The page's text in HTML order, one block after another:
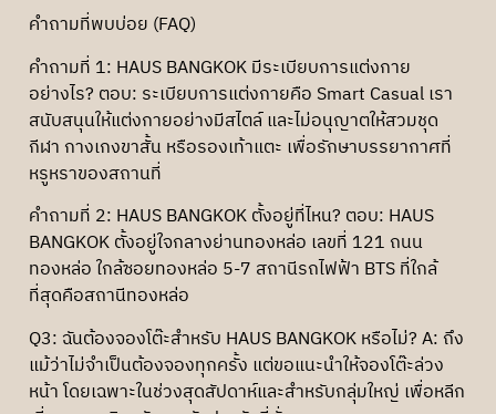
คำถามที่พบบ่อย (FAQ)
คำถามที่ 1: HAUS BANGKOK มีระเบียบการแต่งกาย
อย่างไร? ตอบ: ระเบียบการแต่งกายคือ Smart Casual เรา
สนับสนุนให้แต่งกายอย่างมีสไตล์ และไม่อนุญาตให้สวมชุด
กีฬา กางเกงขาสั้น หรือรองเท้าแตะ เพื่อรักษาบรรยากาศที่
หรูหราของสถานที่
คำถามที่ 2: HAUS BANGKOK ตั้งอยู่ที่ไหน? ตอบ: HAUS
BANGKOK ตั้งอยู่ใจกลางย่านทองหล่อ เลขที่ 121 ถนน
ทองหล่อ ใกล้ซอยทองหล่อ 5-7 สถานีรถไฟฟ้า BTS ที่ใกล้
ที่สุดคือสถานีทองหล่อ
Q3: ฉันต้องจองโต๊ะสำหรับ HAUS BANGKOK หรือไม่? A: ถึง
แม้ว่าไม่จำเป็นต้องจองทุกครั้ง แต่ขอแนะนำให้จองโต๊ะล่วง
หน้า โดยเฉพาะในช่วงสุดสัปดาห์และสำหรับกลุ่มใหญ่ เพื่อหลีก